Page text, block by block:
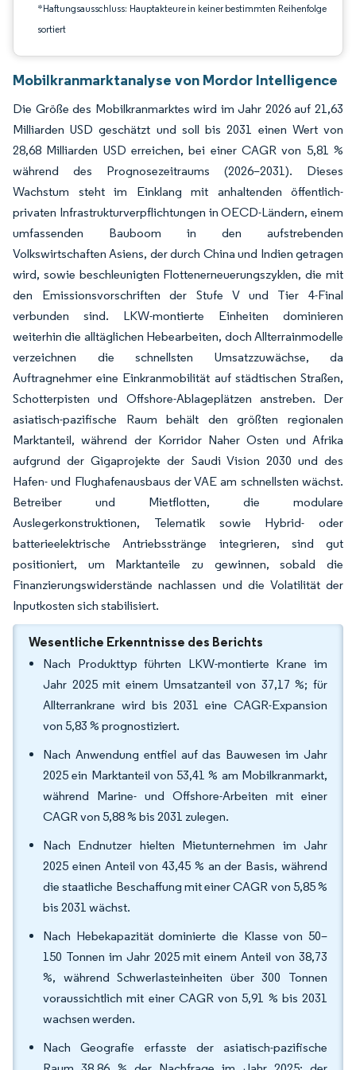
*Haftungsausschluss: Hauptakteure in keiner bestimmten Reihenfolge
sortiert
Mobilkranmarktanalyse von Mordor Intelligence
Die Größe des Mobilkranmarktes wird im Jahr 2026 auf 21,63
Milliarden USD geschätzt und soll bis 2031 einen Wert von
28,68 Milliarden USD erreichen, bei einer CAGR von 5,81 %
während des Prognosezeitraums (2026–2031). Dieses
Wachstum steht im Einklang mit anhaltenden öffentlich-
privaten Infrastrukturverpflichtungen in OECD-Ländern, einem
umfassenden Bauboom in den aufstrebenden
Volkswirtschaften Asiens, der durch China und Indien getragen
wird, sowie beschleunigten Flottenerneuerungszyklen, die mit
den Emissionsvorschriften der Stufe V und Tier 4-Final
verbunden sind. LKW-montierte Einheiten dominieren
weiterhin die alltäglichen Hebearbeiten, doch Allterrainmodelle
verzeichnen die schnellsten Umsatzzuwächse, da
Auftragnehmer eine Einkranmobilität auf städtischen Straßen,
Schotterpisten und Offshore-Ablageplätzen anstreben. Der
asiatisch-pazifische Raum behält den größten regionalen
Marktanteil, während der Korridor Naher Osten und Afrika
aufgrund der Gigaprojekte der Saudi Vision 2030 und des
Hafen- und Flughafenausbaus der VAE am schnellsten wächst.
Betreiber und Mietflotten, die modulare
Auslegerkonstruktionen, Telematik sowie Hybrid- oder
batterieelektrische Antriebsstränge integrieren, sind gut
positioniert, um Marktanteile zu gewinnen, sobald die
Finanzierungswiderstände nachlassen und die Volatilität der
Inputkosten sich stabilisiert.
Wesentliche Erkenntnisse des Berichts
Nach Produkttyp führten LKW-montierte Krane im
Jahr 2025 mit einem Umsatzanteil von 37,17 %; für
Allterrankrane wird bis 2031 eine CAGR-Expansion
von 5,83 % prognostiziert.
Nach Anwendung entfiel auf das Bauwesen im Jahr
2025 ein Marktanteil von 53,41 % am Mobilkranmarkt,
während Marine- und Offshore-Arbeiten mit einer
CAGR von 5,88 % bis 2031 zulegen.
Nach Endnutzer hielten Mietunternehmen im Jahr
2025 einen Anteil von 43,45 % an der Basis, während
die staatliche Beschaffung mit einer CAGR von 5,85 %
bis 2031 wächst.
Nach Hebekapazität dominierte die Klasse von 50–
150 Tonnen im Jahr 2025 mit einem Anteil von 38,73
%, während Schwerlasteinheiten über 300 Tonnen
voraussichtlich mit einer CAGR von 5,91 % bis 2031
wachsen werden.
Nach Geografie erfasste der asiatisch-pazifische